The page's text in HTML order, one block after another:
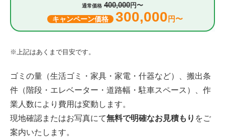
通常価格 400,000円〜
キャンペーン価格 300,000 円〜
※上記はあくまで目安です。
ゴミの量（生活ゴミ・家具・家電・什器など）、搬出条
件（階段・エレベーター・道路幅・駐車スペース）、作
業人数により費用は変動します。
現地確認またはお写真にて無料で明確なお見積もり をご
案内いたします。